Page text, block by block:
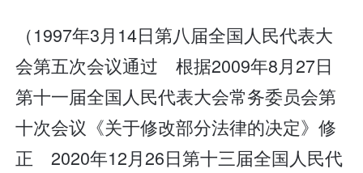
（1997年3月14日第八届全国人民代表大
会第五次会议通过 根据2009年8月27日
第十一届全国人民代表大会常务委员会第
十次会议《关于修改部分法律的决定》修
正 2020年12月26日第十三届全国人民代